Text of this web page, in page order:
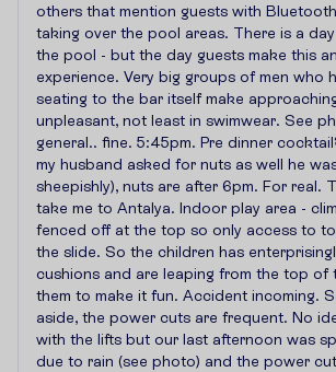
others that mention guests with
taking over the pool areas. There is a
the pool - but the day guests make this
experience. Very big groups of men who
seating to the bar itself make
unpleasant, not least in swimwear. See
general.. fine. 5:45pm. Pre dinner
my husband asked for nuts as well he
sheepishly), nuts are after 6pm. For real.
take me to Antalya. Indoor play area -
fenced off at the top so only access to
the slide. So the children has
cushions and are leaping from the top of
them to make it fun. Accident incoming.
aside, the power cuts are frequent. No
with the lifts but our last afternoon was
due to rain (see photo) and the power